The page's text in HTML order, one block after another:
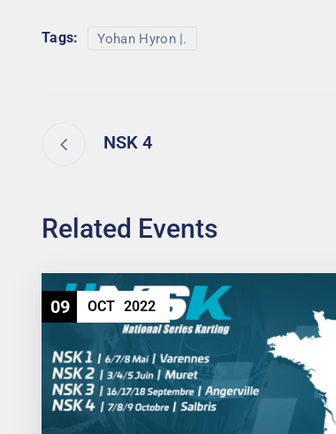
Tags: Yohan Hyron |.
NSK 4
Related Events
09 OCT 2022